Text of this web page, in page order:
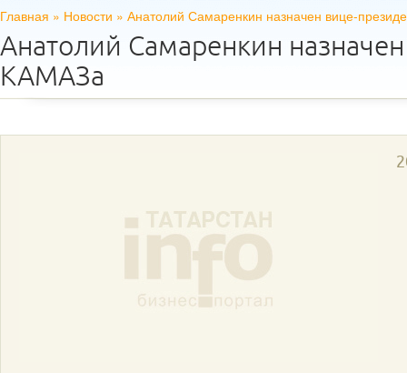
Главная » Новости » Анатолий Самаренкин назначен вице-
Анатолий Самаренкин
КАМАЗа